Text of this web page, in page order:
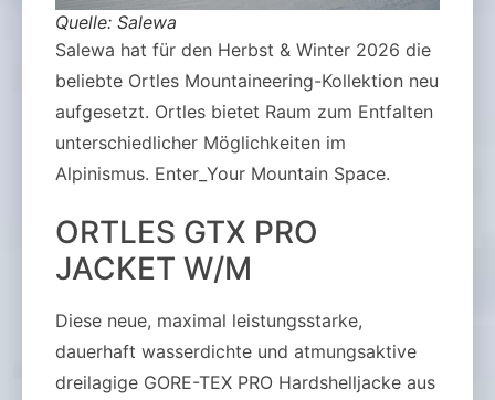
Quelle: Salewa
Salewa hat für den Herbst & Winter 2026 die
beliebte Ortles Mountaineering-Kollektion neu
aufgesetzt. Ortles bietet Raum zum Entfalten
unterschiedlicher Möglichkeiten im
Alpinismus. Enter_Your Mountain Space.
ORTLES GTX PRO
JACKET W/M
Diese neue, maximal leistungsstarke,
dauerhaft wasserdichte und atmungsaktive
dreilagige GORE-TEX PRO Hardshelljacke aus